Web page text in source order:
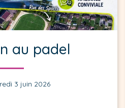
au padel
3 juin 2026